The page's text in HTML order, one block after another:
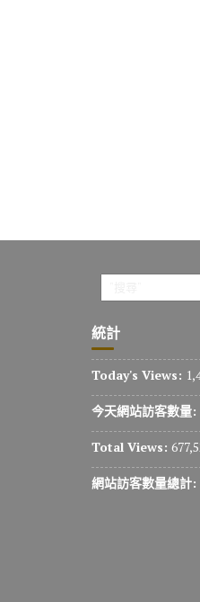
統計
Today's Views:
今天網站訪客數量:
Total Views:
網站訪客數量總計: